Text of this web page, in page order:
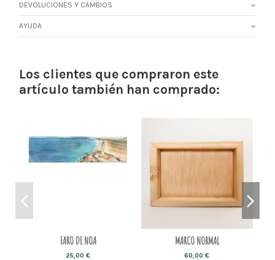
DEVOLUCIONES Y CAMBIOS
AYUDA
Los clientes que compraron este
artículo también han comprado:
FARO DE NOA
25,00 €
MARCO NORMAL
60,00 €